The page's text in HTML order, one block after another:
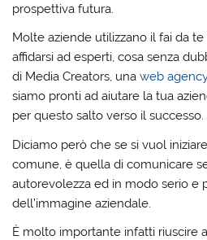
prospettiva futura.
Molte aziende utilizzano il fai da
affidarsi ad esperti, cosa senza
di Media Creators, unaweb
siamo pronti ad aiutare la tua
per questo salto verso il successo.
Diciamo però che se si vuol
comune, è quella di comunicare
autorevolezza ed in modo serio e
dell’immagine aziendale.
È molto importante infatti riuscire